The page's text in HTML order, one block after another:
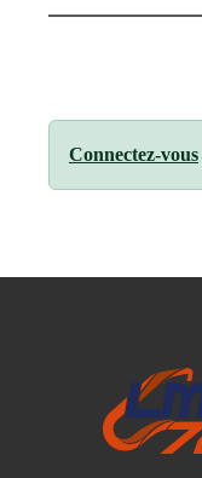
Connectez-vous